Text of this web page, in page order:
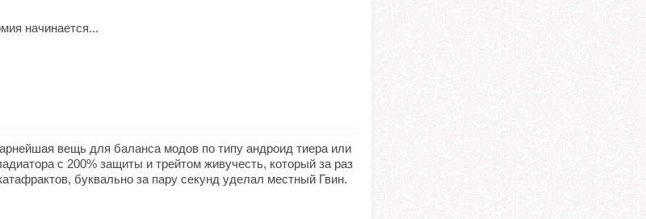
начинается...
вещь для баланса модов по типу андроид тиера или
с 200% защиты и трейтом живучесть, который за раз
буквально за пару секунд уделал местный Гвин.